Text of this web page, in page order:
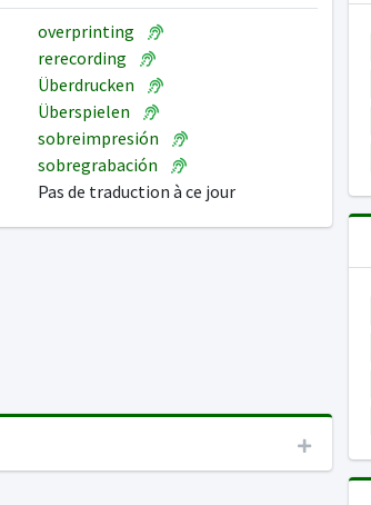
overprinting
rerecording
Überdrucken
Überspielen
sobreimpresión
sobregrabación
Pas de traduction à ce jour